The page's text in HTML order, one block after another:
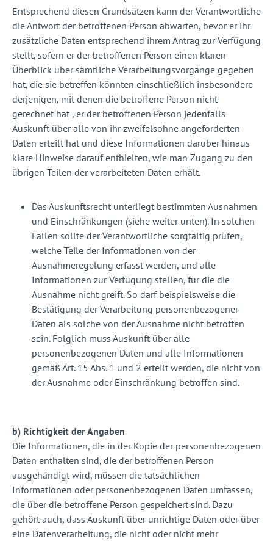
Entsprechend diesen Grundsätzen kann der Verantwortliche
die Antwort der betroffenen Person abwarten, bevor er ihr
zusätzliche Daten entsprechend ihrem Antrag zur Verfügung
stellt, sofern er der betroffenen Person einen klaren
Überblick über sämtliche Verarbeitungsvorgänge gegeben
hat, die sie betreffen könnten einschließlich insbesondere
derjenigen, mit denen die betroffene Person nicht
gerechnet hat , er der betroffenen Person jedenfalls
Auskunft über alle von ihr zweifelsohne angeforderten
Daten erteilt hat und diese Informationen darüber hinaus
klare Hinweise darauf enthielten, wie man Zugang zu den
übrigen Teilen der verarbeiteten Daten erhält.
Das Auskunftsrecht unterliegt bestimmten Ausnahmen
und Einschränkungen (siehe weiter unten). In solchen
Fällen sollte der Verantwortliche sorgfältig prüfen,
welche Teile der Informationen von der
Ausnahmeregelung erfasst werden, und alle
Informationen zur Verfügung stellen, für die die
Ausnahme nicht greift. So darf beispielsweise die
Bestätigung der Verarbeitung personenbezogener
Daten als solche von der Ausnahme nicht betroffen
sein. Folglich muss Auskunft über alle
personenbezogenen Daten und alle Informationen
gemäß Art. 15 Abs. 1 und 2 erteilt werden, die nicht von
der Ausnahme oder Einschränkung betroffen sind.
b) Richtigkeit der Angaben
Die Informationen, die in der Kopie der personenbezogenen
Daten enthalten sind, die der betroffenen Person
ausgehändigt wird, müssen die tatsächlichen
Informationen oder personenbezogenen Daten umfassen,
die über die betroffene Person gespeichert sind. Dazu
gehört auch, dass Auskunft über unrichtige Daten oder über
eine Datenverarbeitung, die nicht oder nicht mehr